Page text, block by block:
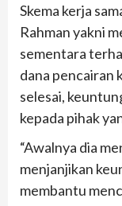
Skema kerja
Rahman yakni
sementara
dana pencairan
selesai,
kepada pihak
“Awalnya dia
menjanjikan
membantu